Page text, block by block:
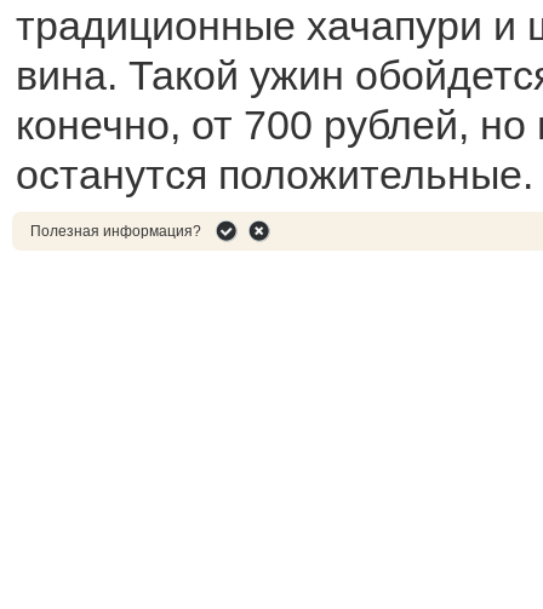
традиционные хачапури
вина. Такой ужин
конечно, от 700 рублей, но
останутся положительные.
Полезная информация?